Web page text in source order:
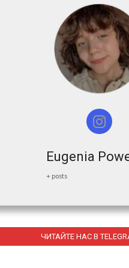
Eugenia
+ posts
ЧИТАЙТЕ НАС В